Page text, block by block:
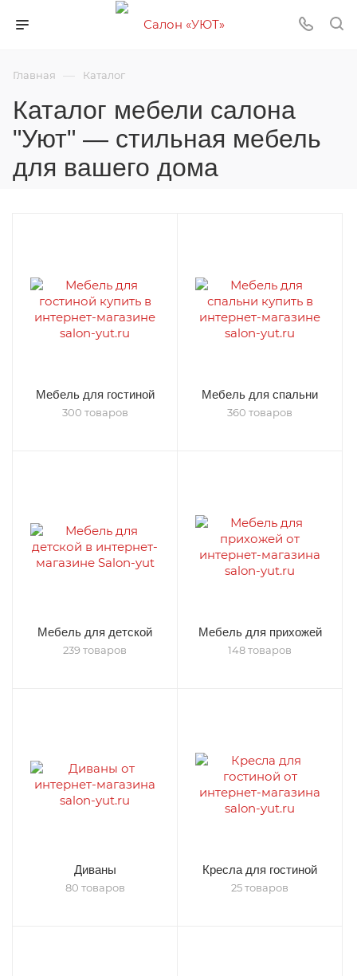
Главная — Каталог
Каталог мебели салона
"Уют" — стильная мебель
для вашего дома
Мебель для гостиной
300 товаров
Мебель для спальни
360 товаров
Мебель для детской
239 товаров
Мебель для прихожей
148 товаров
Диваны
80 товаров
Кресла для гостиной
25 товаров